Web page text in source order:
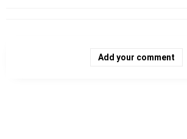
Add your comment